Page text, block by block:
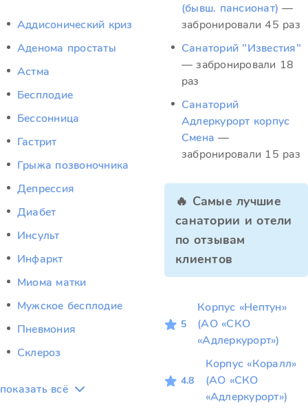
Аддисонический криз
Аденома простаты
Астма
Бесплодие
Бессонница
Гастрит
Грыжа позвоночника
Депрессия
Диабет
Инсульт
Инфаркт
Миома матки
Мужское бесплодие
Пневмония
Склероз
показать всё
(бывш. пансионат) —
забронировали 45 раз
Санаторий "Известия"
— забронировали 18
раз
Санаторий
Адлеркурорт корпус
Смена —
забронировали 15 раз
🔥 Самые лучшие
санатории и отели
по отзывам
клиентов
5
Корпус «Нептун»
(АО «СКО
«Адлеркурорт»)
4.8
Корпус «Коралл»
(АО «СКО
«Адлеркурорт»)